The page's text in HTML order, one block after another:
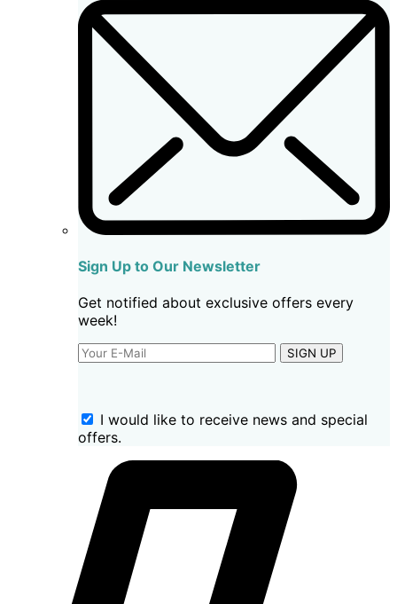
Sign Up to Our Newsletter
Get notified about exclusive offers every
week!
SIGN UP
I would like to receive news and special
offers.